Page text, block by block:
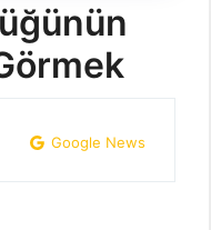
Google News